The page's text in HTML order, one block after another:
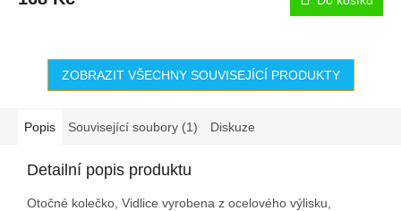
ZOBRAZIT VŠECHNY SOUVISEJÍCÍ PRODUKTY
Popis Související soubory (1) Diskuze
Detailní popis produktu
Otočné kolečko, Vidlice vyrobena z ocelového výlisku,